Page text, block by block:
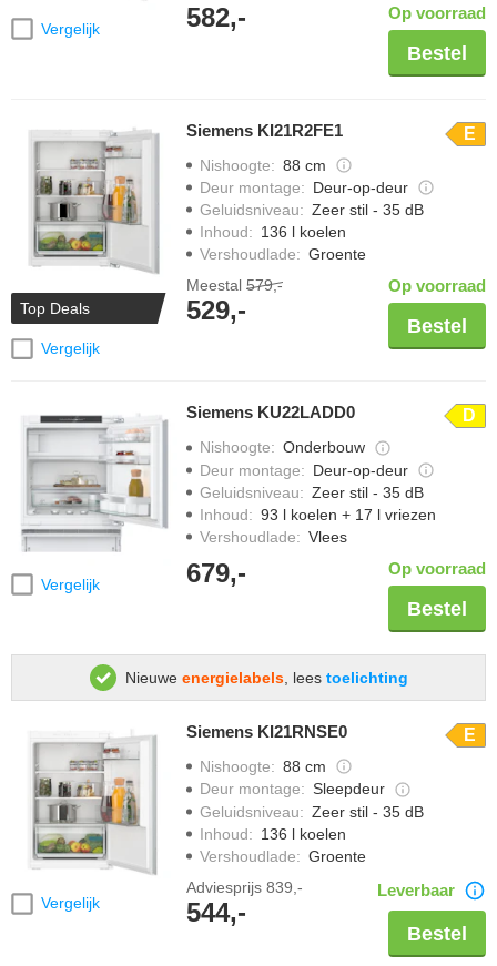
Vergelijk 582,- Op voorraad
Bestel
Top Deals
Vergelijk
Siemens KI21R2FE1 E
Nishoogte: 88 cm
Deur montage: Deur-op-deur
Geluidsniveau: Zeer stil - 35 dB
Inhoud: 136 l koelen
Vershoudlade: Groente
Meestal 579,-
529,-
Op voorraad
Bestel
Vergelijk
Siemens KU22LADD0 D
Nishoogte: Onderbouw
Deur montage: Deur-op-deur
Geluidsniveau: Zeer stil - 35 dB
Inhoud: 93 l koelen + 17 l vriezen
Vershoudlade: Vlees
679,- Op voorraad
Bestel
Nieuwe energielabels, lees toelichting
Vergelijk
Siemens KI21RNSE0 E
Nishoogte: 88 cm
Deur montage: Sleepdeur
Geluidsniveau: Zeer stil - 35 dB
Inhoud: 136 l koelen
Vershoudlade: Groente
Adviesprijs 839,-
544,-
Leverbaar
Bestel